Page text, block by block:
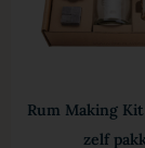
Rum Making
zelf